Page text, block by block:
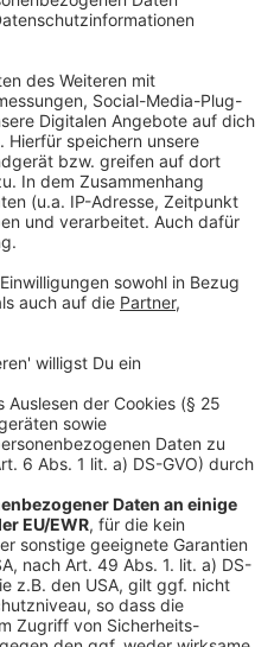
Consent
Platform
Freunde dreht Mousa
mit der Polizei in Konflikt.